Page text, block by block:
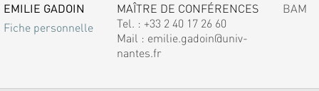
EMILIE GADOIN
Fiche personnelle
MAÎTRE DE CONFÉRENCES
Tel. : +33 2 40 17 26 60
Mail : emilie.gadoin@univ-
nantes.fr
BAM